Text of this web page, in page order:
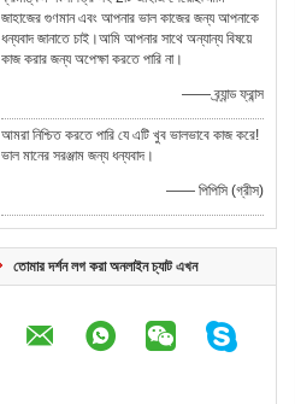
জাহাজের গুণমান এবং আপনার ভাল কাজের জন্য আপনাকে
ধন্যবাদ জানাতে চাই।আমি আপনার সাথে অন্যান্য বিষয়ে
কাজ করার জন্য অপেক্ষা করতে পারি না।
—— ব্র্যান্ড ফ্রান্স
আমরা নিশ্চিত করতে পারি যে এটি খুব ভালভাবে কাজ করে!
ভাল মানের সরঞ্জাম জন্য ধন্যবাদ।
—— পিপিসি (গ্রীস)
তোমার দর্শন লগ করা অনলাইন চ্যাট এখন